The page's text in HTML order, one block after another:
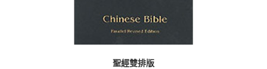
聖經雙排版